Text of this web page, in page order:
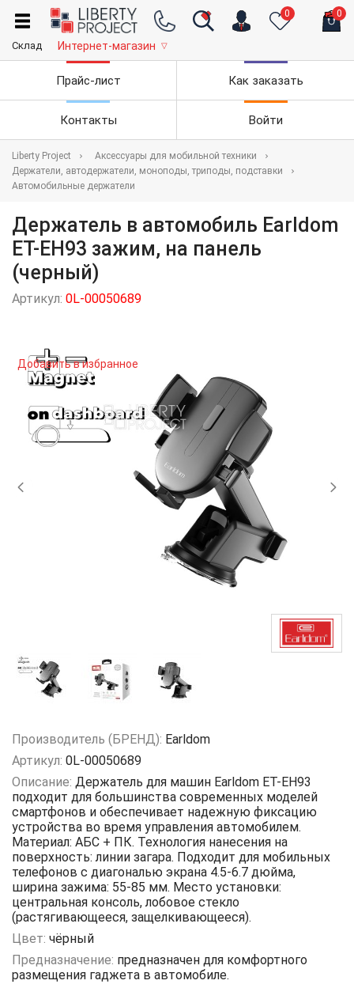
0 0
Склад Интернет-магазин ▽
Прайс-лист Как заказать
Контакты Войти
Liberty Project
Аксессуары для мобильной техники
Держатели, автодержатели, моноподы, триподы, подставки
Автомобильные держатели
Держатель в автомобиль Earldom
ET-EH93 зажим, на панель
(черный)
Артикул: 0L-00050689
Добавить в избранное
Производитель (БРЕНД): Earldom
Артикул: 0L-00050689
Описание: Держатель для машин Earldom ET-EH93
подходит для большинства современных моделей
смартфонов и обеспечивает надежную фиксацию
устройства во время управления автомобилем.
Материал: АБС + ПК. Технология нанесения на
поверхность: линии загара. Подходит для мобильных
телефонов с диагональю экрана 4.5-6.7 дюйма,
ширина зажима: 55-85 мм. Место установки:
центральная консоль, лобовое стекло
(растягивающееся, защелкивающееся).
Цвет: чёрный
Предназначение: предназначен для комфортного
размещения гаджета в автомобиле.